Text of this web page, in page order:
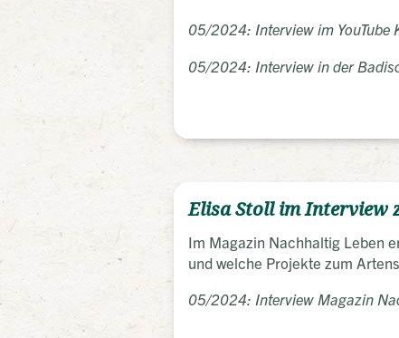
05/2024: Interview im YouTube
05/2024: Interview in der
Elisa Stoll im Interview
Im Magazin Nachhaltig Leben
und welche Projekte zum
05/2024: Interview Magazin